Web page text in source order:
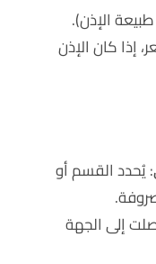
الإذن).
إذا كان الإذن
: يُحدد القسم أو
إلى الجهة